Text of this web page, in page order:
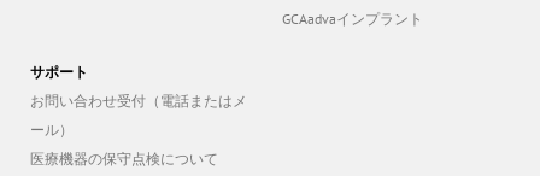
GCAadvaインプラント
サポート
お問い合わせ受付（電話またはメ
ール）
医療機器の保守点検について